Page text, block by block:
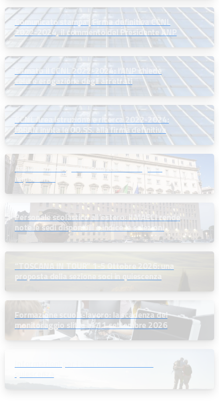
Comunicato stampa | Firma definitiva CCNL
2022-2024, il commento del Presidente ANP
Firmato il CCNL 2022-2024: l’ANP chiede
celere erogazione degli arretrati
CCNL Area istruzione e ricerca 2022-2024:
l’ARAN invita le OO.SS. alla firma definitiva
Assunzioni dirigenti scolastici: un segnale
importante
Personale scolastico all’estero: il MAECI rende
note le sedi disponibili e indice le selezioni
Formazione scuola-lavoro: la scadenza del
monitoraggio slitta all’11 settembre 2026